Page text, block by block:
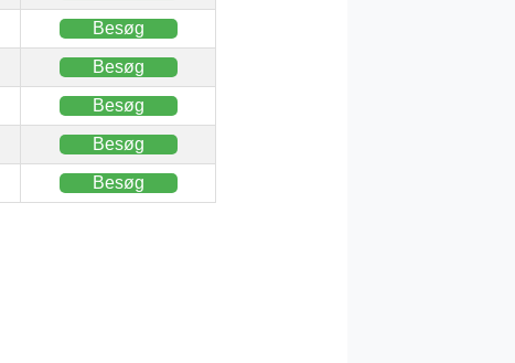
Besøg
Besøg
Besøg
Besøg
Besøg